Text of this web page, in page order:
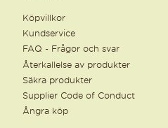
Köpvillkor
Kundservice
FAQ - Frågor och svar
Återkallelse av produkter
Säkra produkter
Supplier Code of Conduct
Ångra köp